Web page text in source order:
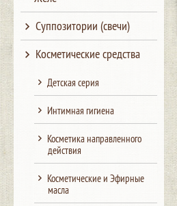
Суппозитории (свечи)
Косметические средства
Детская серия
Интимная гигиена
Косметика направленного
действия
Косметические и Эфирные
масла